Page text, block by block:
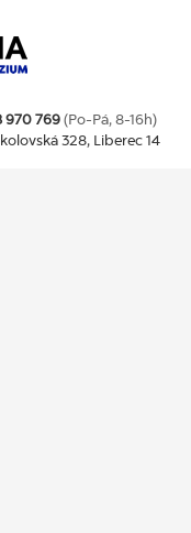
970 769 (Po-Pá, 8-16h)
328, Liberec 14